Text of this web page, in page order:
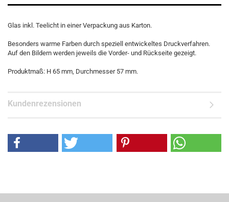
Glas inkl. Teelicht in einer Verpackung aus Karton.
Besonders warme Farben durch speziell entwickeltes Druckverfahren.
Auf den Bildern werden jeweils die Vorder- und Rückseite gezeigt.
Produktmaß: H 65 mm, Durchmesser 57 mm.
Kundenrezensionen